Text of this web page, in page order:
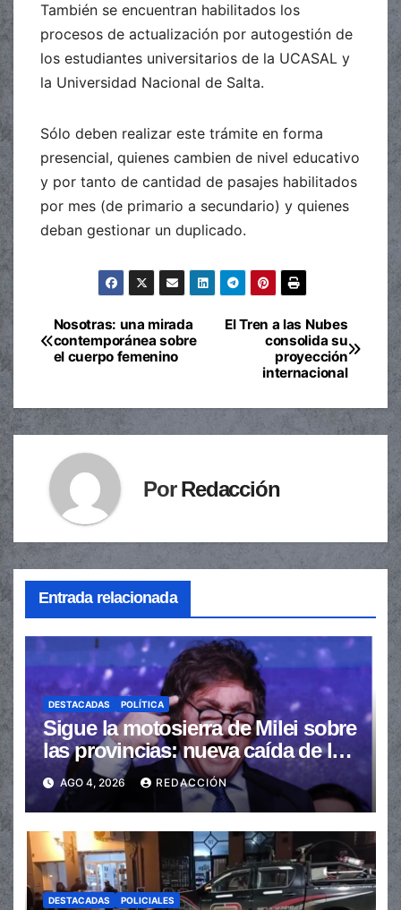
También se encuentran habilitados los
procesos de actualización por autogestión de
los estudiantes universitarios de la UCASAL y
la Universidad Nacional de Salta.
Sólo deben realizar este trámite en forma
presencial, quienes cambien de nivel educativo
y por tanto de cantidad de pasajes habilitados
por mes (de primario a secundario) y quienes
deban gestionar un duplicado.
Navegación
de
entradas
El Tren a las Nubes
consolida su
proyección
internacional
Nosotras: una mirada
contemporánea sobre
el cuerpo femenino
PorRedacción
Entrada relacionada
DESTACADAS POLÍTICA
Sigue la motosierra de Milei sobre
las provincias: nueva caída de las
transferencias no automáticas
AGO 4, 2026 REDACCIÓN
DESTACADAS POLICIALES